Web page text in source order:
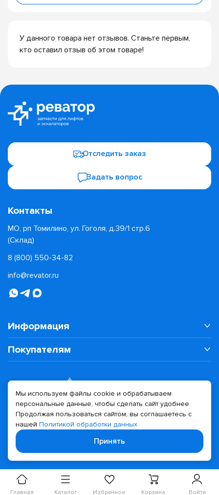
У данного товара нет отзывов. Станьте первым,
кто оставил отзыв об этом товаре!
Отследить заказ
Задать вопрос
Контакты
МО, рп Томилино, ул. Гоголя, д.39/1 стр.6
(Склад)
8 (800) 550-34-82
info@revator.ru
Информация
Покупателям
Политика конфиденциальности
Дизайн сайта Разработка сайта
Мы используем файлы cookie и обрабатываем
персональные данные, чтобы сделать сайт удобнее.
Продолжая пользоваться сайтом, вы соглашаетесь с
нашей Политикой обработки данных
Принять
Главная Каталог Избранное Корзина Войти